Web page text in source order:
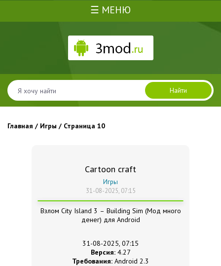
☰ МЕНЮ
Найти
Главная / Игры / Страница 10
Cartoon craft
Игры
31-08-2025, 07:15
Взлом City Island 3 – Building Sim (Мод много
денег) для Android
31-08-2025, 07:15
Версия: 4.27
Требования: Android 2.3